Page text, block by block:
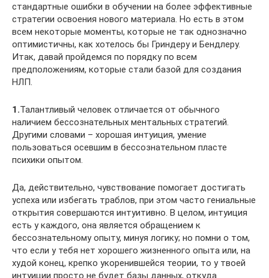
стандартные ошибки в обучении на более эффективные
стратегии освоения нового материала. Но есть в этом
всем некоторые моменты, которые не так однозначно
оптимистичны, как хотелось бы Гриндеру и Бендлеру.
Итак, давай пройдемся по порядку по всем
предположениям, которые стали базой для создания
НЛП.
1.Талантливый человек отличается от обычного
наличием бессознательных ментальных стратегий.
Другими словами – хорошая интуиция, умение
пользоваться осевшим в бессознательном пласте
психики опытом.
Да, действительно, чувствование помогает достигать
успеха или избегать траблов, при этом часто гениальные
открытия совершаются интуитивно. В целом, интуиция
есть у каждого, она является обращением к
бессознательному опыту, минуя логику; но помни о том,
что если у тебя нет хорошего жизненного опыта или, на
худой конец, крепко укоренившейся теории, то у твоей
интуиции просто не будет базы данных, откуда